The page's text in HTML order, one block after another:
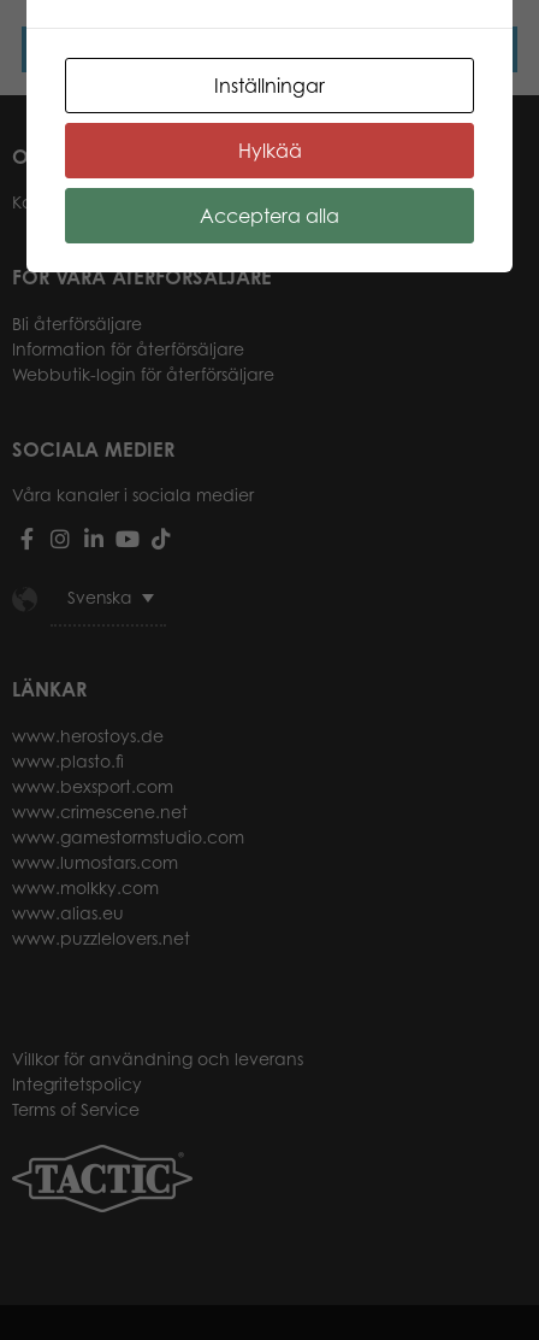
OM OSS
Kontakter
FÖR VÅRA ÅTERFÖRSÄLJARE
Bli återförsäljare
Information för återförsäljare
Webbutik-login för återförsäljare
SOCIALA MEDIER
Våra kanaler i sociala medier
Svenska
LÄNKAR
www.herostoys.de
www.plasto.fi
www.bexsport.com
www.crimescene.net
www.gamestormstudio.com
www.lumostars.com
www.molkky.com
www.alias.eu
www.puzzlelovers.net
Villkor för användning och leverans
Integritetspolicy
Terms of Service
Inställningar
Hylkää
Acceptera alla